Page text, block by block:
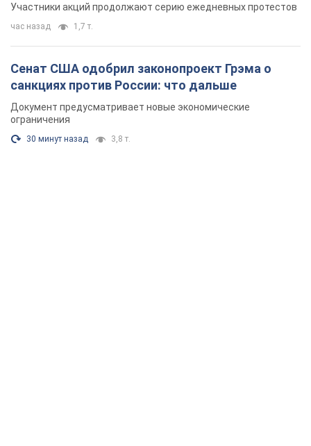
Участники акций продолжают серию ежедневных протестов
час назад 1,7 т.
Сенат США одобрил законопроект Грэма о
санкциях против России: что дальше
Документ предусматривает новые экономические
ограничения
30 минут назад 3,8 т.